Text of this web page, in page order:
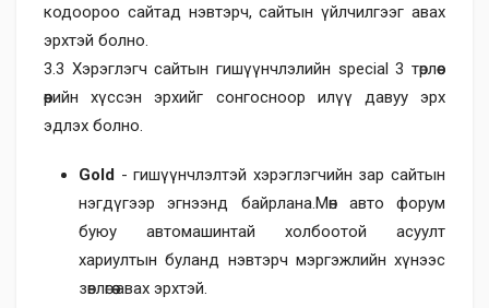
кодоороо сайтад нэвтэрч, сайтын үйлчилгээг авах
эрхтэй болно.
3.3 Хэрэглэгч сайтын гишүүнчлэлийн special 3 төрлөөс
өөрийн хүссэн эрхийг сонгосноор илүү давуу эрх
эдлэх болно.
Gold - гишүүнчлэлтэй хэрэглэгчийн зар сайтын
нэгдүгээр эгнээнд байрлана.Мөн авто форум
буюу автомашинтай холбоотой асуулт
хариултын буланд нэвтэрч мэргэжлийн хүнээс
зөвлөгөө авах эрхтэй.